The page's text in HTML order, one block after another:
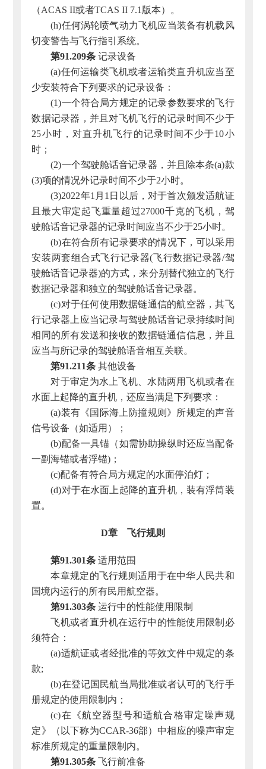
（ACAS II或者TCAS II 7.1版本）。
(h)任何涡轮喷气动力飞机应当装备有机载风
切变警告与飞行指引系统。
第91.209条 记录设备
(a)任何运输类飞机或者运输类直升机应当至
少安装符合下列要求的记录设备：
(1)一个符合局方规定的记录参数要求的飞行
数据记录器，并且对飞机飞行的记录时间不少于
25小时，对直升机飞行的记录时间不少于10小
时；
(2)一个驾驶舱话音记录器，并且除本条(a)款
(3)项的情况外记录时间不少于2小时。
(3)2022年1月1日以后，对于首次颁发适航证
且最大审定起飞重量超过27000千克的飞机，驾
驶舱话音记录器的记录时间应当不少于25小时。
(b)在符合所有记录要求的情况下，可以采用
安装两套组合式飞行记录器(飞行数据记录器/驾
驶舱话音记录器)的方式，来分别替代独立的飞行
数据记录器和独立的驾驶舱话音记录器。
(c)对于任何使用数据链通信的航空器，其飞
行记录器上应当记录与驾驶舱话音记录持续时间
相同的所有发送和接收的数据链通信信息，并且
应当与所记录的驾驶舱语音相互关联。
第91.211条 其他设备
对于审定为水上飞机、水陆两用飞机或者在
水面上起降的直升机，还应当满足下列要求：
(a)装有《国际海上防撞规则》所规定的声音
信号设备（如适用）；
(b)配备一具锚（如需协助操纵时还应当配备
一副海锚或者浮锚)；
(c)配备有符合局方规定的水面停泊灯；
(d)对于在水面上起降的直升机，装有浮筒装
置。
D章 飞行规则
第91.301条 适用范围
本章规定的飞行规则适用于在中华人民共和
国境内运行的所有民用航空器。
第91.303条 运行中的性能使用限制
飞机或者直升机在运行中的性能使用限制必
须符合：
(a)适航证或者经批准的等效文件中规定的条
款;
(b)在登记国民航当局批准或者认可的飞行手
册规定的使用限制内；
(c)在《航空器型号和适航合格审定噪声规
定》（以下称为CCAR-36部）中相应的噪声审定
标准所规定的重量限制内。
第91.305条 飞行前准备